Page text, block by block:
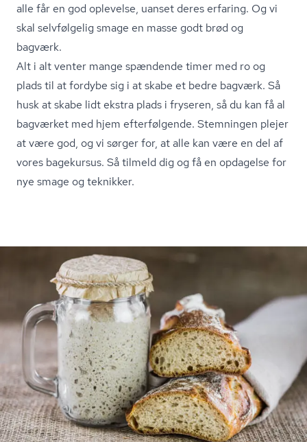
alle får en god oplevelse, uanset deres erfaring. Og vi
skal selvfølgelig smage en masse godt brød og
bagværk.
Alt i alt venter mange spændende timer med ro og
plads til at fordybe sig i at skabe et bedre bagværk. Så
husk at skabe lidt ekstra plads i fryseren, så du kan få al
bagværket med hjem efterfølgende. Stemningen plejer
at være god, og vi sørger for, at alle kan være en del af
vores bagekursus. Så tilmeld dig og få en opdagelse for
nye smage og teknikker.